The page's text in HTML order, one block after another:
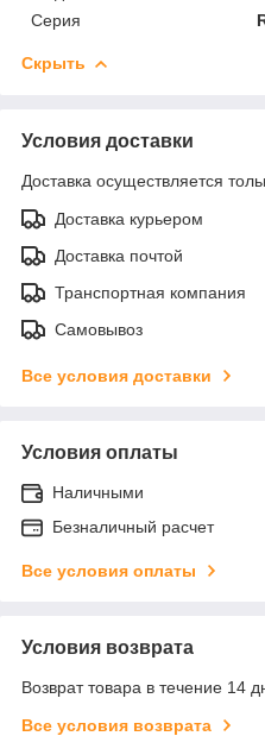
Серия
Скрыть
Условия доставки
Доставка осуществляется
Доставка курьером
Доставка почтой
Транспортная компания
Самовывоз
Все условия доставки
Условия оплаты
Наличными
Безналичный расчет
Все условия оплаты
Условия возврата
Возврат товара в течение 14
Все условия возврата